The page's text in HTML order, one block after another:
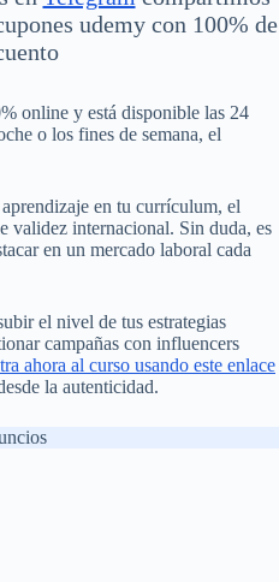
udemy con 100% de
online y está disponible las 24
o los fines de semana, el
en tu currículum, el
validez internacional. Sin duda, es
en un mercado laboral cada
el nivel de tus estrategias
campañas con influencers
ahora al curso usando este enlace
la autenticidad.